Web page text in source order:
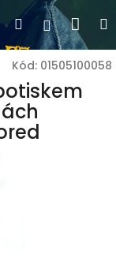
Hledat
Kód: 01505100058